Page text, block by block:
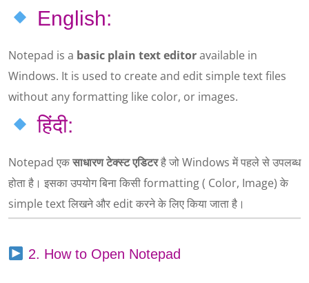
English:
Notepad is a basic plain text editoravailable in
Windows. It is used to create and edit simple text files
without any formatting like color, or images.
हिंदी:
Notepad एकसाधारण टेक्स्ट एडिटरहै जो Windows में पहले से उपलब्ध
होता है। इसका उपयोग बिना किसी formatting ( Color, Image) के
simple text लिखने और edit करने के लिए किया जाता है।
2. How to Open Notepad